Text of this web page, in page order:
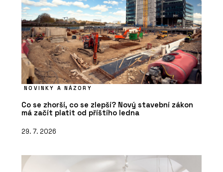
NOVINKY A NÁZORY
Co se zhorší, co se zlepší? Nový stavební zákon
má začít platit od příštího ledna
29. 7. 2026